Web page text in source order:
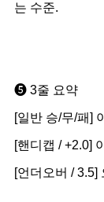
는 수준.
➎ 3줄 요약
[일반 승/무/패]
[핸디캡 / +2.0]
[언더오버 / 3.5]